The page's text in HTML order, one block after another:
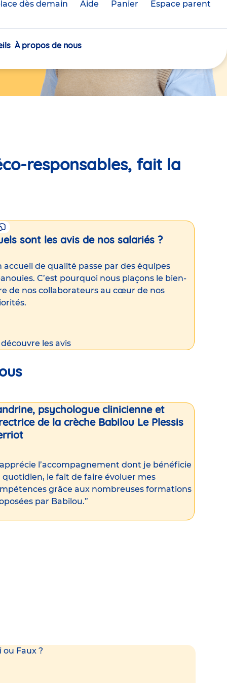
dès demain Aide Panier crèche(s)
Espace parent
À propos de nous
responsables, fait la
sont les avis de nos salariés ?
accueil de qualité passe par des équipes
C’est pourquoi nous plaçons le bien-
de nos collaborateurs au cœur de nos
les avis
psychologue clinicienne et
de la crèche Babilou Le Plessis
l’accompagnement dont je bénéficie
quotidien, le fait de faire évoluer mes
grâce aux nombreuses formations
par Babilou.”
ou Faux ?